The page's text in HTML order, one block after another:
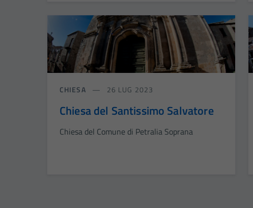
CHIESA 26 LUG 2023
Chiesa del Santissimo Salvatore
Chiesa del Comune di Petralia Soprana